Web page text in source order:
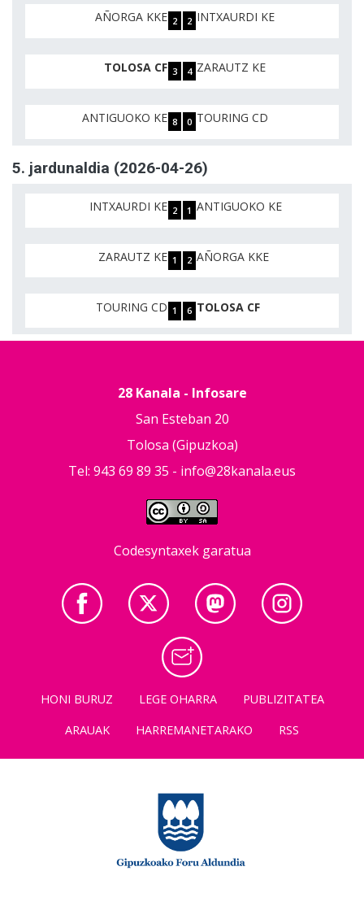
AÑORGA KKE 2 2 INTXAURDI KE
TOLOSA CF 3 4 ZARAUTZ KE
ANTIGUOKO KE 8 0 TOURING CD
5. jardunaldia (2026-04-26)
INTXAURDI KE 2 1 ANTIGUOKO KE
ZARAUTZ KE 1 2 AÑORGA KKE
TOURING CD 1 6 TOLOSA CF
28 Kanala - Infosare
San Esteban 20
Tolosa (Gipuzkoa)
Tel: 943 69 89 35 - info@28kanala.eus
Codesyntaxek garatua
HONI BURUZ LEGE OHARRA
PUBLIZITATEA
ARAUAK
HARREMANETARAKO RSS